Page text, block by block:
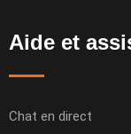
Aide et
Chat en direct